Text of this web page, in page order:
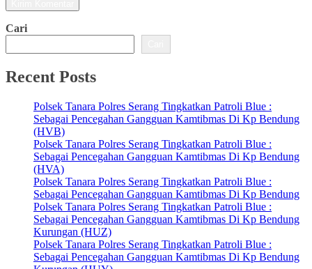
Cari
Recent Posts
Polsek Tanara Polres Serang Tingkatkan Patroli Blue :
Sebagai Pencegahan Gangguan Kamtibmas Di Kp Bendung
(HVB)
Polsek Tanara Polres Serang Tingkatkan Patroli Blue :
Sebagai Pencegahan Gangguan Kamtibmas Di Kp Bendung
(HVA)
Polsek Tanara Polres Serang Tingkatkan Patroli Blue :
Sebagai Pencegahan Gangguan Kamtibmas Di Kp Bendung
Polsek Tanara Polres Serang Tingkatkan Patroli Blue :
Sebagai Pencegahan Gangguan Kamtibmas Di Kp Bendung
Kurungan (HUZ)
Polsek Tanara Polres Serang Tingkatkan Patroli Blue :
Sebagai Pencegahan Gangguan Kamtibmas Di Kp Bendung